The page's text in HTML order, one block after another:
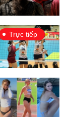
Trực tiếp